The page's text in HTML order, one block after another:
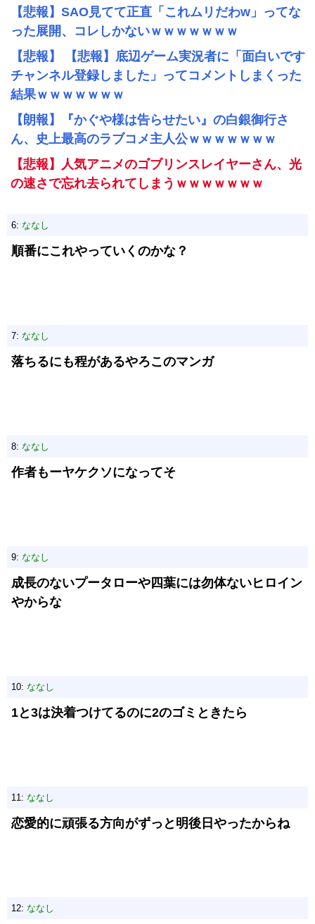
【悲報】SAO見てて正直「これムリだわw」ってな
った展開、コレしかないｗｗｗｗｗｗｗ
【悲報】 【悲報】底辺ゲーム実況者に「面白いです
チャンネル登録しました」ってコメントしまくった
結果ｗｗｗｗｗｗｗ
【朗報】『かぐや様は告らせたい』の白銀御行さ
ん、史上最高のラブコメ主人公ｗｗｗｗｗｗｗ
【悲報】人気アニメのゴブリンスレイヤーさん、光
の速さで忘れ去られてしまうｗｗｗｗｗｗｗ
6: ななし
順番にこれやっていくのかな？
7: ななし
落ちるにも程があるやろこのマンガ
8: ななし
作者もーヤケクソになってそ
9: ななし
成長のないプータローや四葉には勿体ないヒロイン
やからな
10: ななし
1と3は決着つけてるのに2のゴミときたら
11: ななし
恋愛的に頑張る方向がずっと明後日やったからね
12: ななし